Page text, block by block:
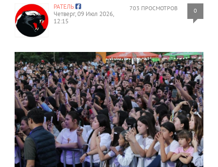
703 ПРОСМОТРОВ 0
РАТЕЛЬ
Четверг, 09 Июл 2026,
12:15